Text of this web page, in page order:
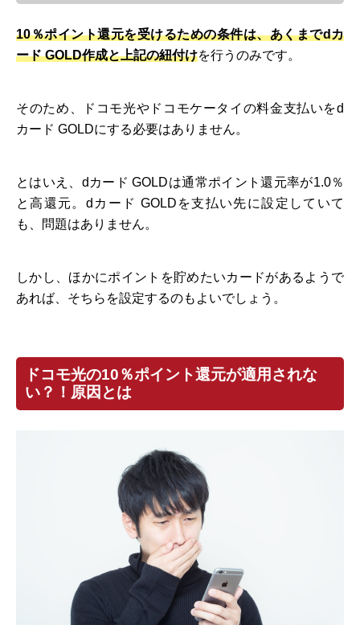
10％ポイント還元を受けるための条件は、あくまでdカ
ード GOLD作成と上記の紐付けを行うのみです。
そのため、ドコモ光やドコモケータイの料金支払いをd
カード GOLDにする必要はありません。
とはいえ、dカード GOLDは通常ポイント還元率が1.0％
と高還元。dカード GOLDを支払い先に設定していて
も、問題はありません。
しかし、ほかにポイントを貯めたいカードがあるようで
あれば、そちらを設定するのもよいでしょう。
ドコモ光の10％ポイント還元が適用されな
い？！原因とは